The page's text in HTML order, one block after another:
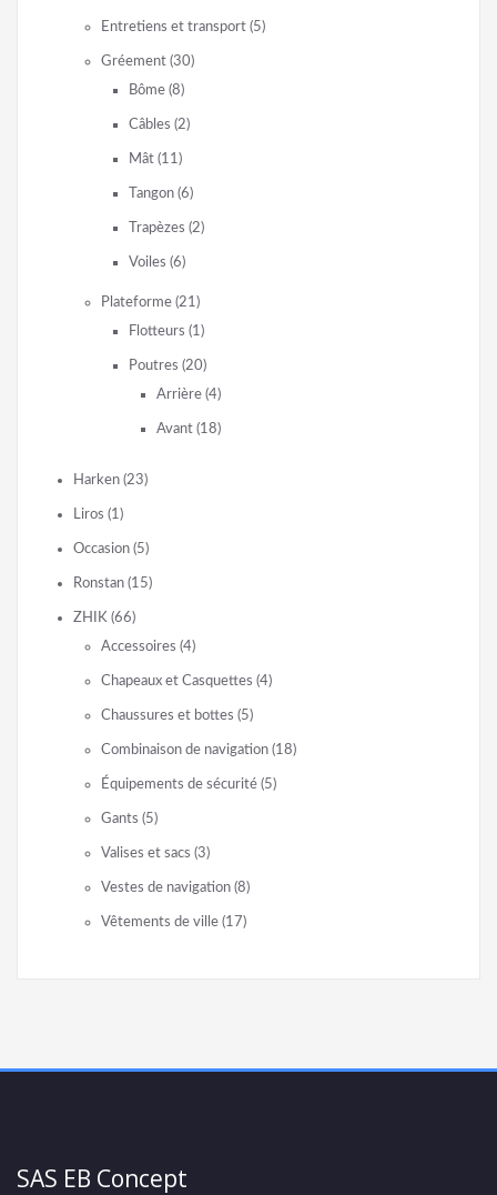
Entretiens et transport (5)
Gréement (30)
Bôme (8)
Câbles (2)
Mât (11)
Tangon (6)
Trapèzes (2)
Voiles (6)
Plateforme (21)
Flotteurs (1)
Poutres (20)
Arrière (4)
Avant (18)
Harken (23)
Liros (1)
Occasion (5)
Ronstan (15)
ZHIK (66)
Accessoires (4)
Chapeaux et Casquettes (4)
Chaussures et bottes (5)
Combinaison de navigation (18)
Équipements de sécurité (5)
Gants (5)
Valises et sacs (3)
Vestes de navigation (8)
Vêtements de ville (17)
SAS EB Concept